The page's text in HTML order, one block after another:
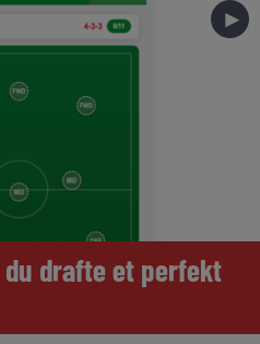
►
drafte et perfekt